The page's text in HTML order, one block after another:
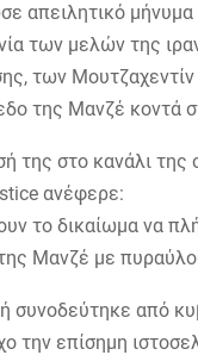
απειλητικό μήνυμα
των μελών της
των
της Μανζέ κοντά
της στο κανάλι της
ανέφερε:
το δικαίωμα να
Μανζέ με
συνοδεύτηκε από
την επίσημη